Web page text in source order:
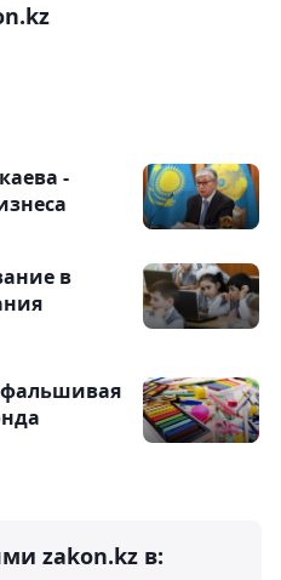
-
в
zakon.kz в: